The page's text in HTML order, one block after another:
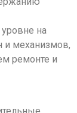
на
и механизмов,
ремонте и